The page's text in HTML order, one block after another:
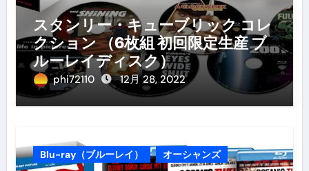
スタンリー・キューブリック コレ
クション （6枚組 初回限定生産 ブ
ルーレイディスク）
phi72110 12月 28, 2022
Blu-ray（ブルーレイ） オーシャンズ